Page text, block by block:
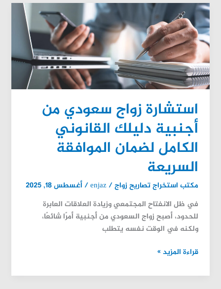
استشارة زواج سعودي من
أجنبية دليلك القانوني
الكامل لضمان الموافقة
السريعة
مكتب استخراج تصاريح زواج/
enjaz
/ أغسطس 18, 2025
في ظل الانفتاح المجتمعي وزيادة العلاقات العابرة
للحدود، أصبح زواج السعودي من أجنبية أمرًا شائعًا،
ولكنه في الوقت نفسه يتطلب
استشارة
زواج
سعودي
من
أجنبية
دليلك
القانوني
لضمان
الموافقة
السريعة
قراءة المزيد »